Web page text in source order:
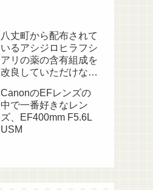
八丈町から配布されて
いるアシジロヒラフシ
アリの薬の含有組成を
改良していただけない
CanonのEFレンズの
中で一番好きなレン
ズ、EF400mm F5.6L
USM